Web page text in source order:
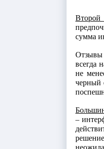
Второй
сумма
Отзывы
всегда
не
черный
–